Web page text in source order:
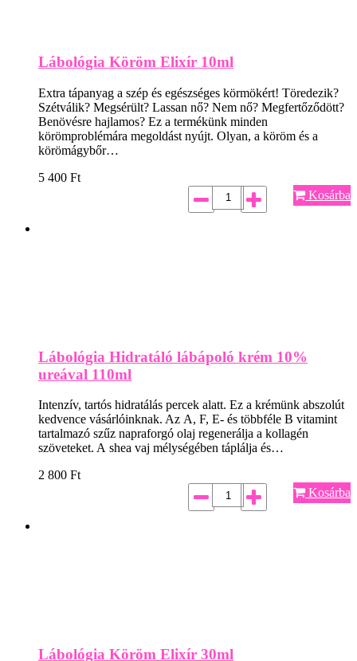
Lábológia Köröm Elixír 10ml
Extra tápanyag a szép és egészséges körmökért! Töredezik?
Szétválik? Megsérült? Lassan nő? Nem nő? Megfertőződött?
Benövésre hajlamos? Ez a termékünk minden
körömproblémára megoldást nyújt. Olyan, a köröm és a
körömágybőr…
5 400 Ft
Kosárba
Lábológia Hidratáló lábápoló krém 10%
ureával 110ml
Intenzív, tartós hidratálás percek alatt. Ez a krémünk abszolút
kedvence vásárlóinknak. Az A, F, E- és többféle B vitamint
tartalmazó szűz napraforgó olaj regenerálja a kollagén
szöveteket. A shea vaj mélységében táplálja és…
2 800 Ft
Kosárba
Lábológia Köröm Elixír 30ml